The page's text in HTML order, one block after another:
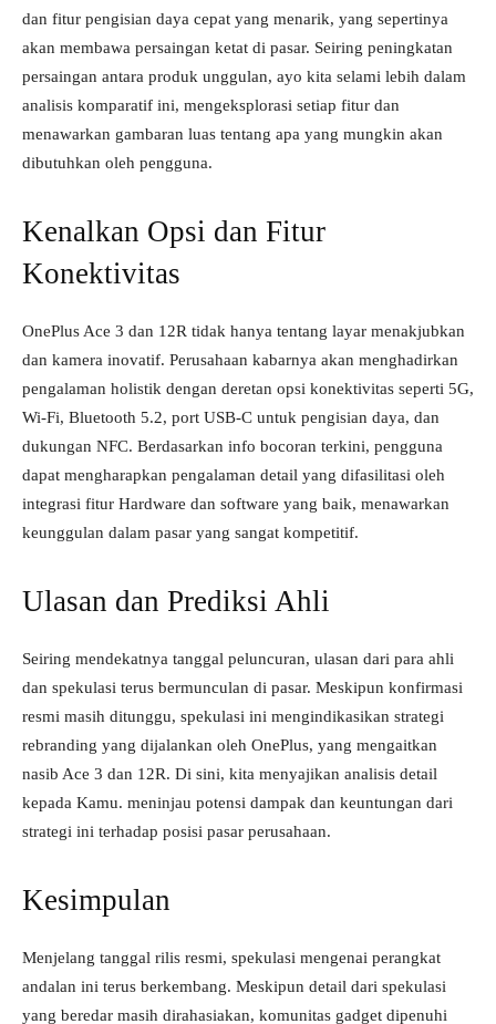
dan fitur pengisian daya cepat yang menarik, yang sepertinya
akan membawa persaingan ketat di pasar. Seiring peningkatan
persaingan antara produk unggulan, ayo kita selami lebih dalam
analisis komparatif ini, mengeksplorasi setiap fitur dan
menawarkan gambaran luas tentang apa yang mungkin akan
dibutuhkan oleh pengguna.
Kenalkan Opsi dan Fitur
Konektivitas
OnePlus Ace 3 dan 12R tidak hanya tentang layar menakjubkan
dan kamera inovatif. Perusahaan kabarnya akan menghadirkan
pengalaman holistik dengan deretan opsi konektivitas seperti 5G,
Wi-Fi, Bluetooth 5.2, port USB-C untuk pengisian daya, dan
dukungan NFC. Berdasarkan info bocoran terkini, pengguna
dapat mengharapkan pengalaman detail yang difasilitasi oleh
integrasi fitur Hardware dan software yang baik, menawarkan
keunggulan dalam pasar yang sangat kompetitif.
Ulasan dan Prediksi Ahli
Seiring mendekatnya tanggal peluncuran, ulasan dari para ahli
dan spekulasi terus bermunculan di pasar. Meskipun konfirmasi
resmi masih ditunggu, spekulasi ini mengindikasikan strategi
rebranding yang dijalankan oleh OnePlus, yang mengaitkan
nasib Ace 3 dan 12R. Di sini, kita menyajikan analisis detail
kepada Kamu. meninjau potensi dampak dan keuntungan dari
strategi ini terhadap posisi pasar perusahaan.
Kesimpulan
Menjelang tanggal rilis resmi, spekulasi mengenai perangkat
andalan ini terus berkembang. Meskipun detail dari spekulasi
yang beredar masih dirahasiakan, komunitas gadget dipenuhi